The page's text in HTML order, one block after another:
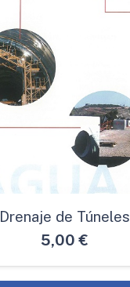
Drenaje de Túneles
5,00 €